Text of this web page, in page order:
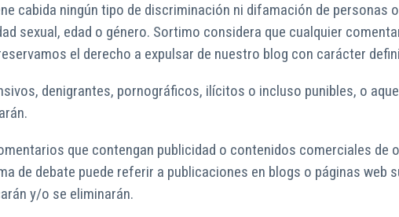
cabida ningún tipo de discriminación ni difamación de personas
sexual, edad o género. Sortimo considera que cualquier
el derecho a expulsar de nuestro blog con carácter
denigrantes, pornográficos, ilícitos o incluso punibles, o
que contengan publicidad o contenidos comerciales de
de debate puede referir a publicaciones en blogs o páginas
y/o se eliminarán.